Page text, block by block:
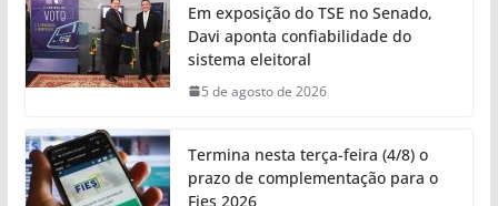
Em exposição do TSE no Senado,
Davi aponta confiabilidade do
sistema eleitoral
5 de agosto de 2026
Termina nesta terça-feira (4/8) o
prazo de complementação para o
Fies 2026